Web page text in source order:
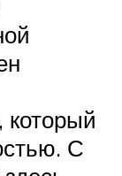
который
С